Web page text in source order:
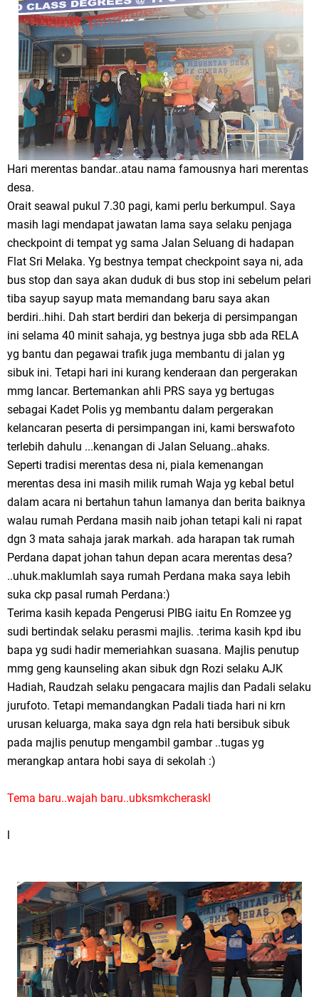
Hari merentas bandar..atau nama famousnya hari merentas
desa.
Orait seawal pukul 7.30 pagi, kami perlu berkumpul. Saya
masih lagi mendapat jawatan lama saya selaku penjaga
checkpoint di tempat yg sama Jalan Seluang di hadapan
Flat Sri Melaka. Yg bestnya tempat checkpoint saya ni, ada
bus stop dan saya akan duduk di bus stop ini sebelum pelari
tiba sayup sayup mata memandang baru saya akan
berdiri..hihi. Dah start berdiri dan bekerja di persimpangan
ini selama 40 minit sahaja, yg bestnya juga sbb ada RELA
yg bantu dan pegawai trafik juga membantu di jalan yg
sibuk ini. Tetapi hari ini kurang kenderaan dan pergerakan
mmg lancar. Bertemankan ahli PRS saya yg bertugas
sebagai Kadet Polis yg membantu dalam pergerakan
kelancaran peserta di persimpangan ini, kami berswafoto
terlebih dahulu ...kenangan di Jalan Seluang..ahaks.
Seperti tradisi merentas desa ni, piala kemenangan
merentas desa ini masih milik rumah Waja yg kebal betul
dalam acara ni bertahun tahun lamanya dan berita baiknya
walau rumah Perdana masih naib johan tetapi kali ni rapat
dgn 3 mata sahaja jarak markah. ada harapan tak rumah
Perdana dapat johan tahun depan acara merentas desa?
..uhuk.maklumlah saya rumah Perdana maka saya lebih
suka ckp pasal rumah Perdana:)
Terima kasih kepada Pengerusi PIBG iaitu En Romzee yg
sudi bertindak selaku perasmi majlis. .terima kasih kpd ibu
bapa yg sudi hadir memeriahkan suasana. Majlis penutup
mmg geng kaunseling akan sibuk dgn Rozi selaku AJK
Hadiah, Raudzah selaku pengacara majlis dan Padali selaku
jurufoto. Tetapi memandangkan Padali tiada hari ni krn
urusan keluarga, maka saya dgn rela hati bersibuk sibuk
pada majlis penutup mengambil gambar ..tugas yg
merangkap antara hobi saya di sekolah :)
Tema baru..wajah baru..ubksmkcheraskl
l